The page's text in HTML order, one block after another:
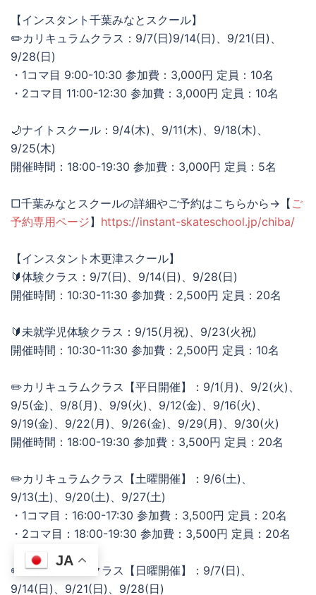
【インスタント千葉みなとスクール】
✏️カリキュラムクラス：9/7(日)9/14(日)、9/21(日)、
9/28(日)
・1コマ目 9:00-10:30 参加費：3,000円 定員：10名
・2コマ目 11:00-12:30 参加費：3,000円 定員：10名
🌙ナイトスクール：9/4(木)、9/11(木)、9/18(木)、
9/25(木)
開催時間：18:00-19:30 参加費：3,000円 定員：5名
□千葉みなとスクールの詳細やご予約はこちらから→【 ご
予約専用ページ】 https://instant-skateschool.jp/chiba/
【インスタント木更津スクール】
🔰体験クラス：9/7(日)、9/14(日)、9/28(日)
開催時間：10:30-11:30 参加費：2,500円 定員：20名
🔰未就学児体験クラス：9/15(月祝)、9/23(火祝)
開催時間：10:30-11:30 参加費：2,500円 定員：10名
✏️カリキュラムクラス【平日開催】：9/1(月)、9/2(火)、
9/5(金)、9/8(月)、9/9(火)、9/12(金)、9/16(火)、
9/19(金)、9/22(月)、9/26(金)、9/29(月)、9/30(火)
開催時間：18:00-19:30 参加費：3,500円 定員：20名
✏️カリキュラムクラス【土曜開催】：9/6(土)、
9/13(土)、9/20(土)、9/27(土)
・1コマ目：16:00-17:30 参加費：3,500円 定員：20名
・2コマ目：18:00-19:30 参加費：3,500円 定員：20名
✏️カリキュラムクラス【日曜開催】：9/7(日)、
9/14(日)、9/21(日)、9/28(日)
JA